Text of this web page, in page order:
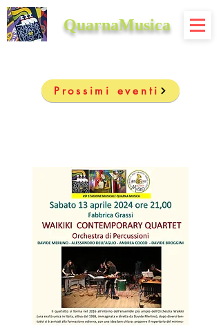
QuarnaMusica
Prossimi eventi